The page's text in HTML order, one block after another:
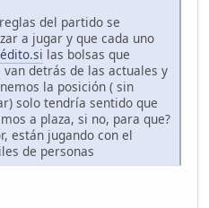
del partido se
a jugar y que cada uno
las bolsas que
detrás de las actuales y
la posición ( sin
solo tendría sentido que
a plaza, si no, para que?
están jugando con el
de personas